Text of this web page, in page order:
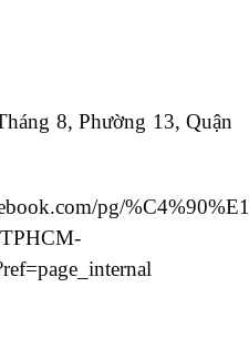
8, Phường 13, Quận
pg/